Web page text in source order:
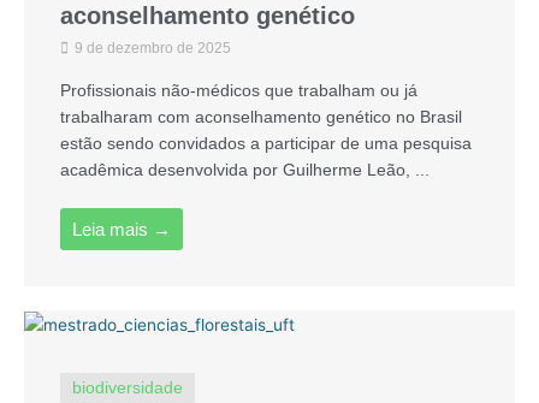
aconselhamento genético
9 de dezembro de 2025
Profissionais não-médicos que trabalham ou já
trabalharam com aconselhamento genético no Brasil
estão sendo convidados a participar de uma pesquisa
acadêmica desenvolvida por Guilherme Leão, ...
Leia mais →
biodiversidade